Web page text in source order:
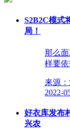
S2B2C模式
局！
那么
样要依
来源
2022-
好衣库发布
兴农